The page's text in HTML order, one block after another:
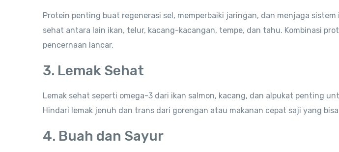
Protein penting buat regenerasi sel, memperbaiki jaringan, dan menjaga
sehat antara lain ikan, telur, kacang-kacangan, tempe, dan tahu. Kombinasi
pencernaan lancar.
3. Lemak Sehat
Lemak sehat seperti omega-3 dari ikan salmon, kacang, dan alpukat penting
Hindari lemak jenuh dan trans dari gorengan atau makanan cepat saji yang
4. Buah dan Sayur